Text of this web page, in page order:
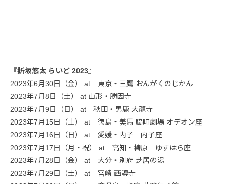
『折坂悠太 らいど 2023』
2023年6月30日（金） at 東京・三鷹 おんがくのじかん
2023年7月8日（土） at 山形・勝因寺
2023年7月9日（日） at 秋田・男鹿 大龍寺
2023年7月15日（土） at 徳島・美馬 脇町劇場 オデオン座
2023年7月16日（日） at 愛媛・内子 内子座
2023年7月17日（月・祝） at 高知・梼原 ゆすはら座
2023年7月28日（金） at 大分・別府 芝居の湯
2023年7月29日（土） at 宮崎 西導寺